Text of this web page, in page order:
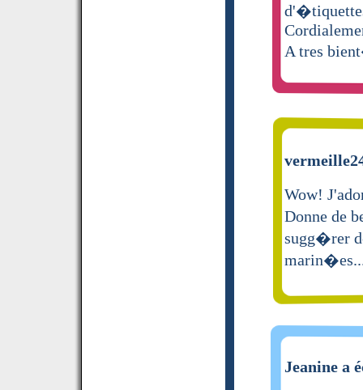
A tres
Wow!
Donne de
sugg�rer
Jeanine a